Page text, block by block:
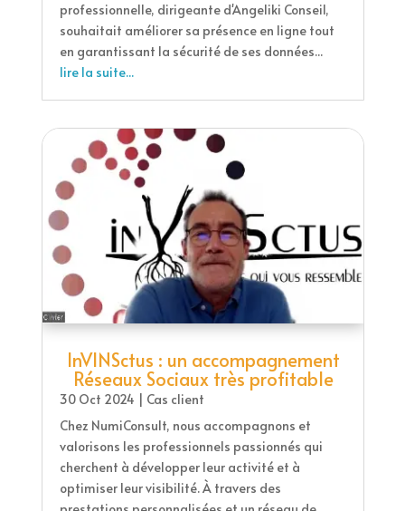
professionnelle, dirigeante d'Angeliki Conseil,
souhaitait améliorer sa présence en ligne tout
en garantissant la sécurité de ses données...
lire la suite...
InVINSctus : un accompagnement
Réseaux Sociaux très profitable
30 Oct 2024 | Cas client
Chez NumiConsult, nous accompagnons et
valorisons les professionnels passionnés qui
cherchent à développer leur activité et à
optimiser leur visibilité. À travers des